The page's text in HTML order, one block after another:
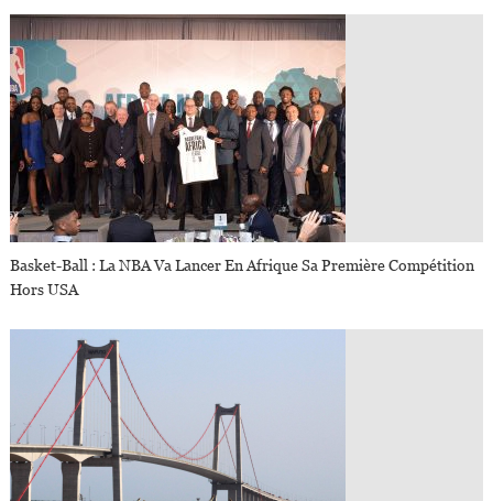
Basket-Ball : La NBA Va Lancer En Afrique Sa Première Compétition
Hors USA